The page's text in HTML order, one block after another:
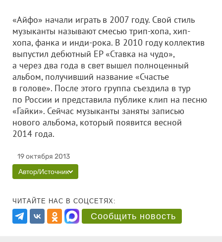
«Айфо» начали играть в 2007 году. Свой стиль
музыканты называют смесью трип-хопа, хип-
хопа, фанка и инди-рока. В 2010 году коллектив
выпустил дебютный ЕР «Ставка на чудо»,
а через два года в свет вышел полноценный
альбом, получивший название «Счастье
в голове». После этого группа съездила в тур
по России и представила публике клип на песню
«Гайки». Сейчас музыканты заняты записью
нового альбома, который появится весной
2014 года.
19 октября 2013
Автор/Источник
ЧИТАЙТЕ НАС В СОЦСЕТЯХ:
Сообщить новость